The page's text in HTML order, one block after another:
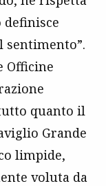
sentimento”.
Officine
quanto il
Grande
limpide,
voluta da